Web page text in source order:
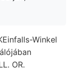
Winkel
OR.